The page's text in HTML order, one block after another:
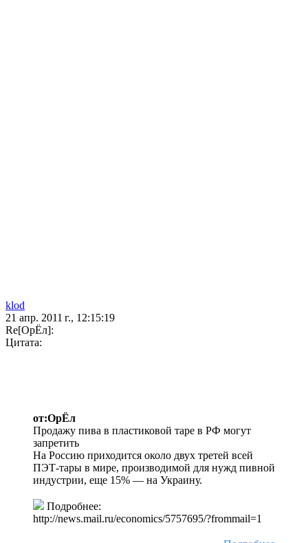
klod
21 апр. 2011 г., 12:15:19
Re[ОрЁл]:
Цитата:
от:ОрЁл
Продажу пива в пластиковой таре в РФ могут
запретить
На Россию приходится около двух третей всей
ПЭТ-тары в мире, производимой для нужд пивной
индустрии, еще 15% — на Украину.
Подробнее:
http://news.mail.ru/economics/5757695/?frommail=1